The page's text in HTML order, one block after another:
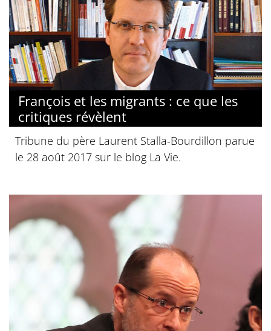
François et les migrants : ce que les
critiques révèlent
Tribune du père Laurent Stalla-Bourdillon parue
le 28 août 2017 sur le blog La Vie.